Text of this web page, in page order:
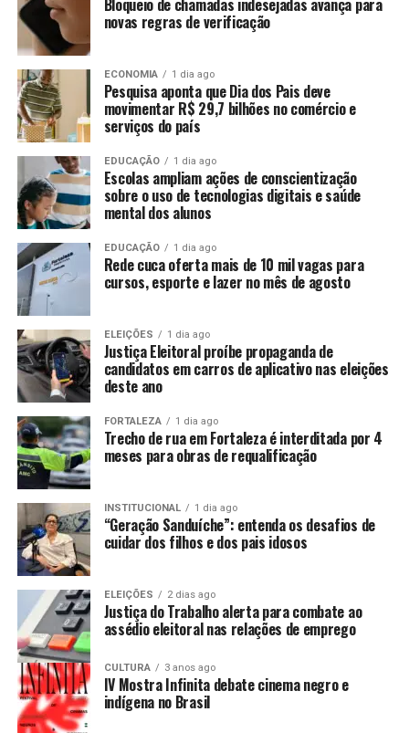
Bloqueio de chamadas indesejadas avança para
novas regras de verificação
ECONOMIA 1 dia ago
Pesquisa aponta que Dia dos Pais deve
movimentar R$ 29,7 bilhões no comércio e
serviços do país
EDUCAÇÃO 1 dia ago
Escolas ampliam ações de conscientização
sobre o uso de tecnologias digitais e saúde
mental dos alunos
EDUCAÇÃO 1 dia ago
Rede cuca oferta mais de 10 mil vagas para
cursos, esporte e lazer no mês de agosto
ELEIÇÕES 1 dia ago
Justiça Eleitoral proíbe propaganda de
candidatos em carros de aplicativo nas eleições
deste ano
FORTALEZA 1 dia ago
Trecho de rua em Fortaleza é interditada por 4
meses para obras de requalificação
INSTITUCIONAL 1 dia ago
“Geração Sanduíche”: entenda os desafios de
cuidar dos filhos e dos pais idosos
ELEIÇÕES 2 dias ago
Justiça do Trabalho alerta para combate ao
assédio eleitoral nas relações de emprego
CULTURA 3 anos ago
IV Mostra Infinita debate cinema negro e
indígena no Brasil